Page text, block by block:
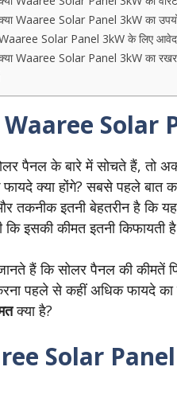
Waaree Solar Panel 3kW का
Solar Panel 3kW के लिए
Waaree Solar Panel 3kW का
Waaree Solar
पैनल के बारे में सोचते हैं, तो
क्या होंगे? सबसे पहले बात
तकनीक इतनी बेहतरीन है
कि इसकी कीमत इतनी
हैं कि सोलर पैनल की कीमतें
पहले से कहीं अधिक फायदे
क्या है?
Solar Panel